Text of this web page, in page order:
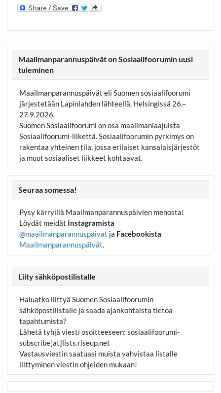
Maailmanparannuspäivät on Sosiaalifoorumin uusi
tuleminen
Maailmanparannuspäivät eli Suomen sosiaalifoorumi
järjestetään Lapinlahden lähteellä, Helsingissä 26.–
27.9.2026.
Suomen Sosiaalifoorumi on osa maailmanlaajuista
Sosiaalifoorumi-liikettä. Sosiaalifoorumin pyrkimys on
rakentaa yhteinen tila, jossa erilaiset kansalaisjärjestöt
ja muut sosiaaliset liikkeet kohtaavat.
Seuraa somessa!
Pysy kärryillä Maailmanparannuspäivien menosta!
Löydät meidät Instagramista
@maailmanparannuspaivat ja Facebookista
Maailmanparannuspäivät.
Liity sähköpostilistalle
Haluatko liittyä Suomen Sosiaalifoorumin
sähköpostilistalle ja saada ajankohtaista tietoa
tapahtumista?
Lähetä tyhjä viesti osoitteeseen: sosiaalifoorumi-
subscribe[at]lists.riseup.net
Vastausviestin saatuasi muista vahvistaa listalle
liittyminen viestin ohjeiden mukaan!